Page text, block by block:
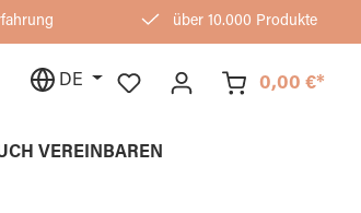
über 10.000 Produkte
DE 0,00 €*
VEREINBAREN